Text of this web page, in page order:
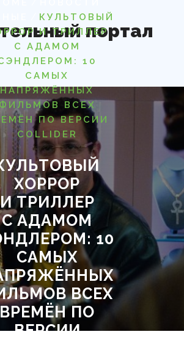
портал
КУЛЬТОВЫЙ
И ТРИЛЛЕР
С АДАМОМ
10
САМЫХ
НАПРЯЖЁННЫХ
ФИЛЬМОВ ВСЕХ
ПО ВЕРСИИ
COLLIDER
ХОРРОР
И ТРИЛЛЕР
С АДАМОМ
10
САМЫХ
ВСЕХ
ВРЕМЁН ПО
ВЕРСИИ